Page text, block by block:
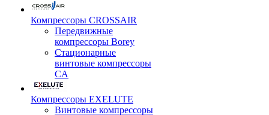
Компрессоры CROSSAIR
Передвижные
компрессоры Borey
Стационарные
винтовые компрессоры
CA
Компрессоры EXELUTE
Винтовые компрессоры